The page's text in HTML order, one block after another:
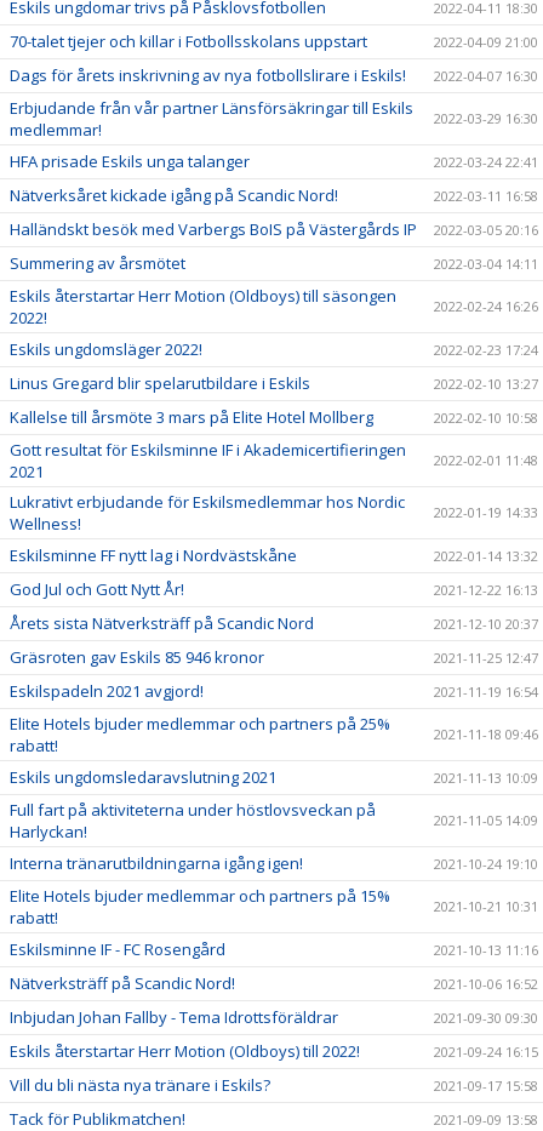
Eskils ungdomar trivs på Påsklovsfotbollen 2022-04-11 18:30
70-talet tjejer och killar i Fotbollsskolans uppstart 2022-04-09 21:00
Dags för årets inskrivning av nya fotbollslirare i Eskils! 2022-04-07 16:30
Erbjudande från vår partner Länsförsäkringar till Eskils
medlemmar!
2022-03-29 16:30
HFA prisade Eskils unga talanger 2022-03-24 22:41
Nätverksåret kickade igång på Scandic Nord! 2022-03-11 16:58
Halländskt besök med Varbergs BoIS på Västergårds IP 2022-03-05 20:16
Summering av årsmötet 2022-03-04 14:11
Eskils återstartar Herr Motion (Oldboys) till säsongen
2022!
2022-02-24 16:26
Eskils ungdomsläger 2022! 2022-02-23 17:24
Linus Gregard blir spelarutbildare i Eskils 2022-02-10 13:27
Kallelse till årsmöte 3 mars på Elite Hotel Mollberg 2022-02-10 10:58
Gott resultat för Eskilsminne IF i Akademicertifieringen
2021
2022-02-01 11:48
Lukrativt erbjudande för Eskilsmedlemmar hos Nordic
Wellness!
2022-01-19 14:33
Eskilsminne FF nytt lag i Nordvästskåne 2022-01-14 13:32
God Jul och Gott Nytt År! 2021-12-22 16:13
Årets sista Nätverksträff på Scandic Nord 2021-12-10 20:37
Gräsroten gav Eskils 85 946 kronor 2021-11-25 12:47
Eskilspadeln 2021 avgjord! 2021-11-19 16:54
Elite Hotels bjuder medlemmar och partners på 25%
rabatt!
2021-11-18 09:46
Eskils ungdomsledaravslutning 2021 2021-11-13 10:09
Full fart på aktiviteterna under höstlovsveckan på
Harlyckan!
2021-11-05 14:09
Interna tränarutbildningarna igång igen! 2021-10-24 19:10
Elite Hotels bjuder medlemmar och partners på 15%
rabatt!
2021-10-21 10:31
Eskilsminne IF - FC Rosengård 2021-10-13 11:16
Nätverksträff på Scandic Nord! 2021-10-06 16:52
Inbjudan Johan Fallby - Tema Idrottsföräldrar 2021-09-30 09:30
Eskils återstartar Herr Motion (Oldboys) till 2022! 2021-09-24 16:15
Vill du bli nästa nya tränare i Eskils? 2021-09-17 15:58
Tack för Publikmatchen! 2021-09-09 13:58